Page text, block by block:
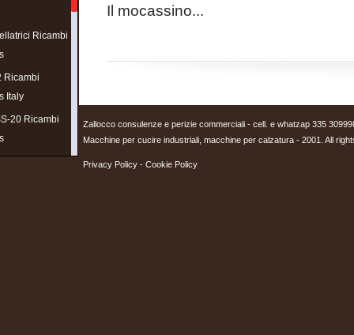
Il mocassino...
Zallocco consulenze e perizie commerciali - cell. e whatzap 335
Macchine per cucire industriali, macchine per calzatura - 2001. All
Privacy Policy - Cookie Policy
Ricambi
Ricambi
Italy
20 Ricambi